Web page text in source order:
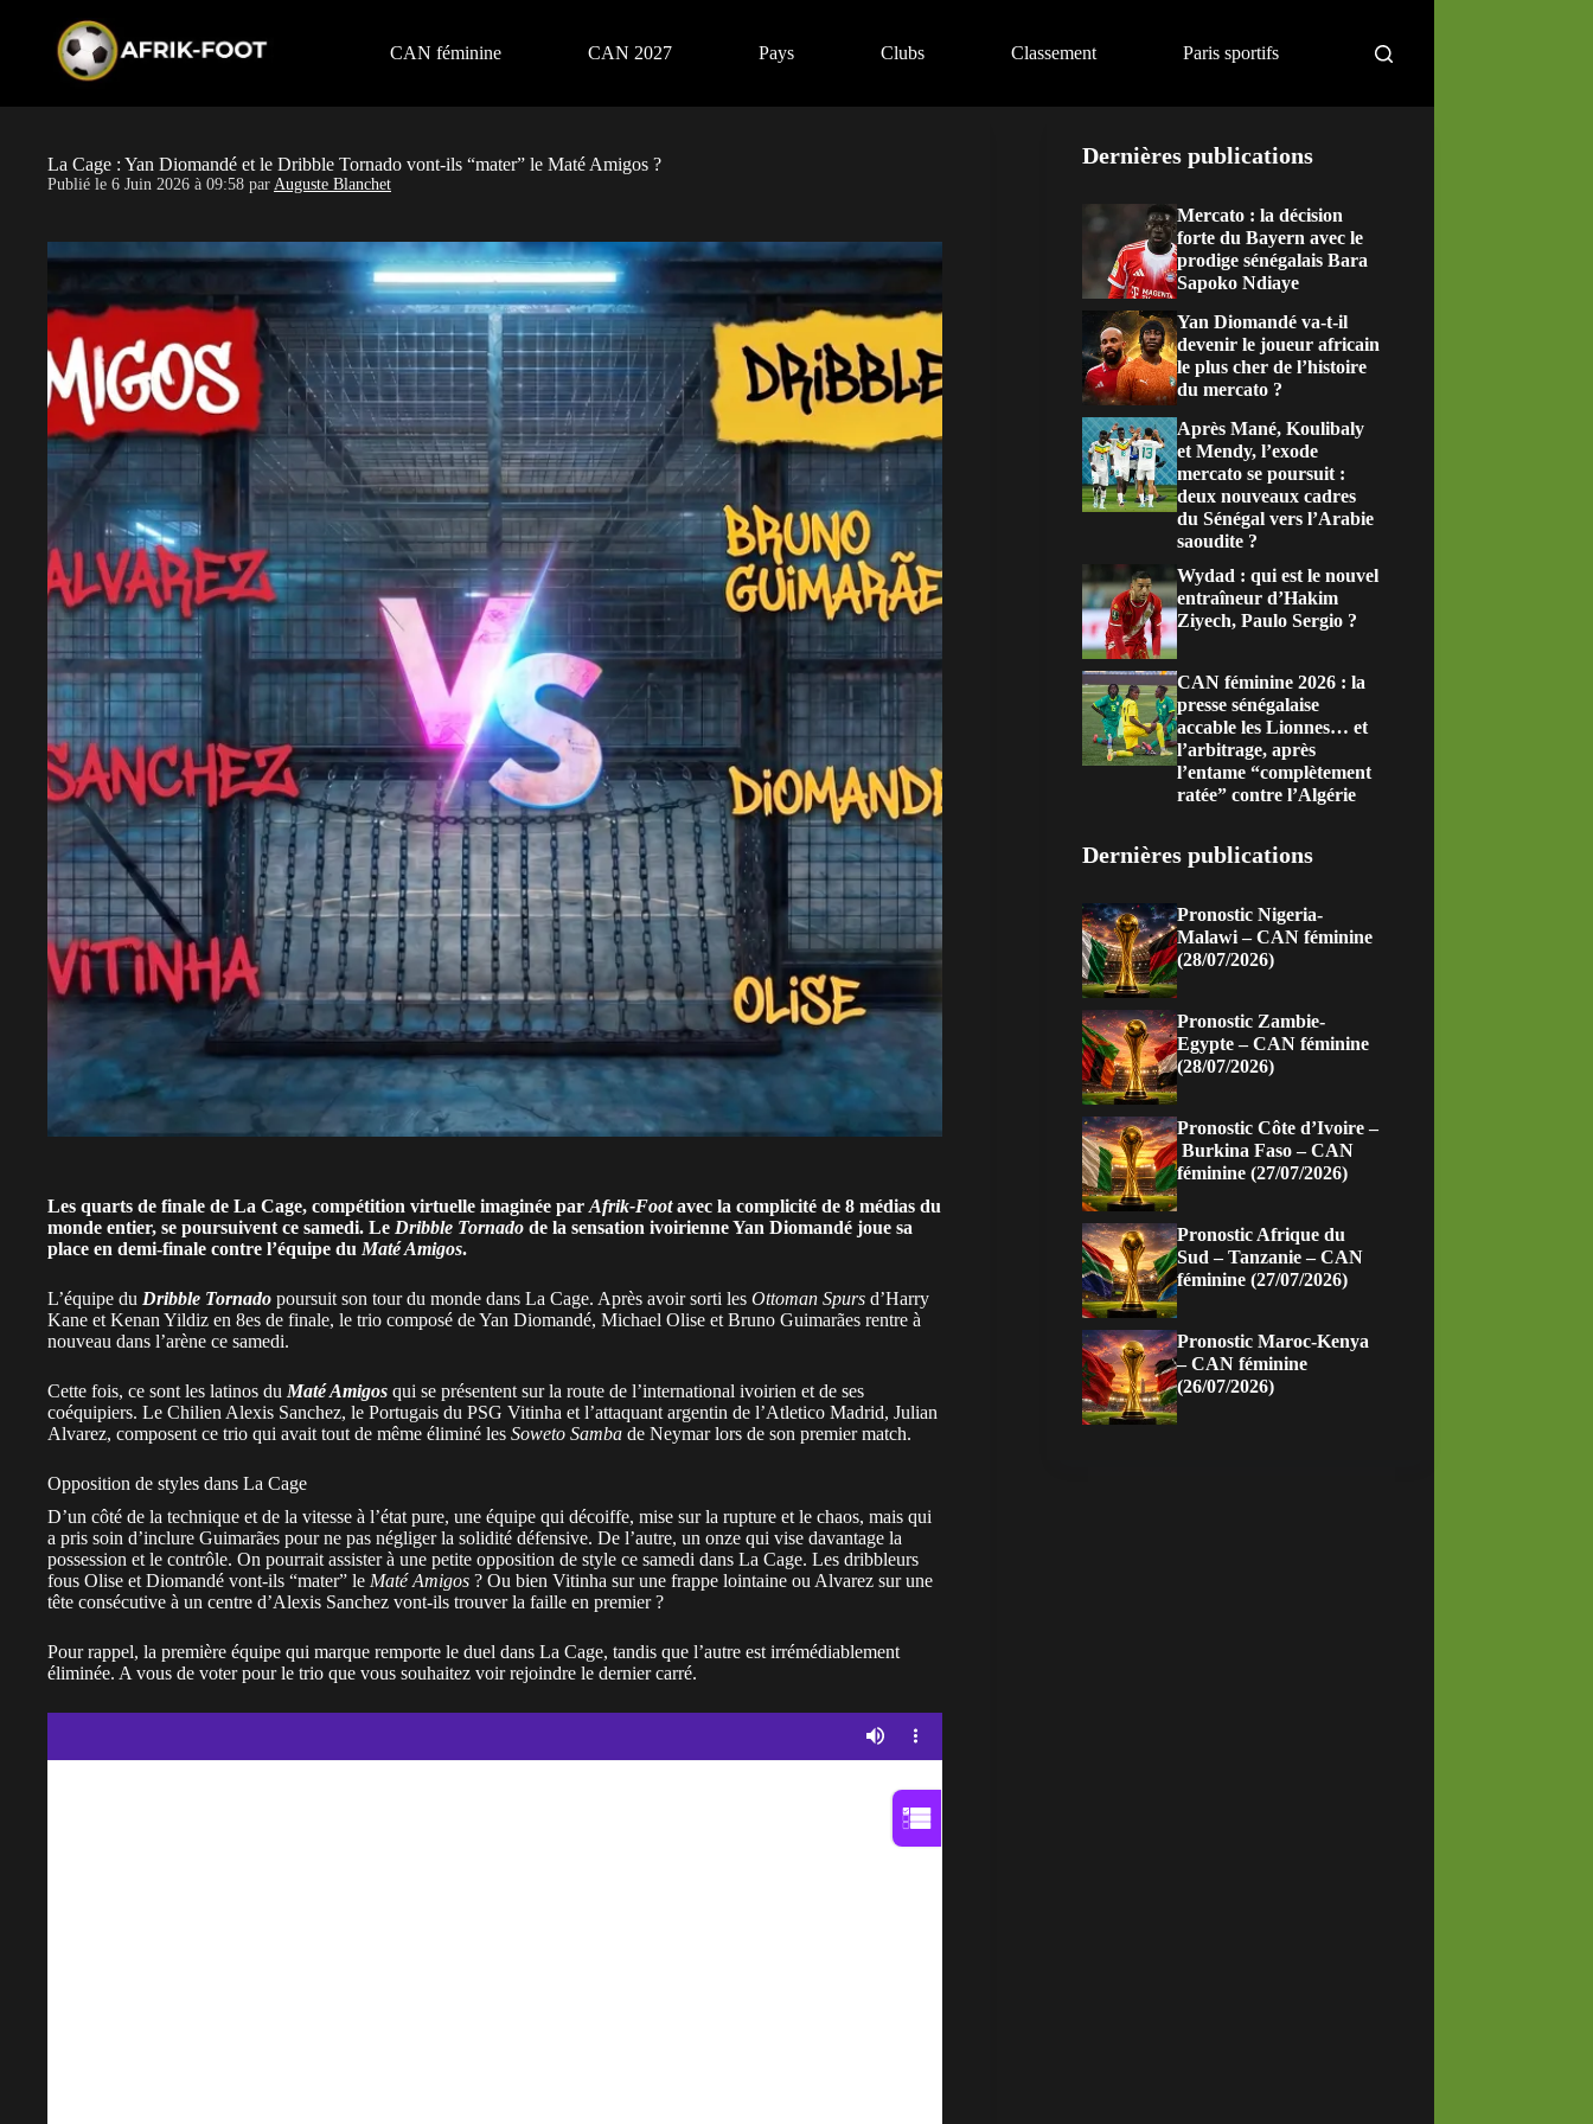
CAN féminine CAN 2027 Pays Clubs Classement Paris sportifs
La Cage : Yan Diomandé et le Dribble Tornado vont-ils “mater” le Maté Amigos ?
Publié le 6 Juin 2026 à 09:58 par Auguste Blanchet
Les quarts de finale de La Cage, compétition virtuelle imaginée par Afrik-Footavec la complicité de 8 médias du
monde entier, se poursuivent ce samedi. Le Dribble Tornado de la sensation ivoirienne Yan Diomandé joue sa
place en demi-finale contre l’équipe du Maté Amigos.
L’équipe du Dribble Tornado poursuit son tour du monde dans La Cage. Après avoir sorti les Ottoman Spurs d’Harry
Kane et Kenan Yildiz en 8es de finale, le trio composé deYan Diomandé, Michael Olise et Bruno Guimarães rentre à
nouveau dans l’arène ce samedi.
Cette fois, ce sont les latinos du Maté Amigos qui se présentent sur la route de l’international ivoirien et de ses
coéquipiers. Le Chilien Alexis Sanchez, le Portugais du PSG Vitinha et l’attaquant argentin de l’Atletico Madrid, Julian
Alvarez, composent ce trio qui avait tout de même éliminé les Soweto Samba de Neymar lors de son premier match.
Opposition de styles dans La Cage
D’un côté de la technique et de la vitesse à l’état pure, une équipe qui décoiffe, mise sur la rupture et le chaos, mais qui
a pris soin d’inclure Guimarães pour ne pas négliger la solidité défensive. De l’autre, un onze qui vise davantage la
possession et le contrôle. On pourrait assister à une petite opposition de style ce samedi dans La Cage. Les dribbleurs
fous Olise et Diomandé vont-ils “mater” le Maté Amigos ? Ou bien Vitinha sur une frappe lointaine ou Alvarez sur une
tête consécutive à un centre d’Alexis Sanchez vont-ils trouver la faille en premier ?
Pour rappel, la première équipe qui marque remporte le duel dans La Cage, tandis que l’autre est irrémédiablement
éliminée. A vous de voter pour le trio que vous souhaitez voir rejoindre le dernier carré.
Dernières publications
Mercato : la décision
forte du Bayern avec le
prodige sénégalais Bara
Sapoko Ndiaye
Yan Diomandé va-t-il
devenir le joueur africain
le plus cher de l’histoire
du mercato ?
Après Mané, Koulibaly
et Mendy, l’exode
mercato se poursuit :
deux nouveaux cadres
du Sénégal vers l’Arabie
saoudite ?
Wydad : qui est le nouvel
entraîneur d’Hakim
Ziyech, Paulo Sergio ?
CAN féminine 2026 : la
presse sénégalaise
accable les Lionnes… et
l’arbitrage, après
l’entame “complètement
ratée” contre l’Algérie
Dernières publications
Pronostic Nigeria-
Malawi – CAN féminine
(28/07/2026)
Pronostic Zambie-
Egypte – CAN féminine
(28/07/2026)
Pronostic Côte d’Ivoire –
Burkina Faso – CAN
féminine (27/07/2026)
Pronostic Afrique du
Sud – Tanzanie – CAN
féminine (27/07/2026)
Pronostic Maroc-Kenya
– CAN féminine
(26/07/2026)